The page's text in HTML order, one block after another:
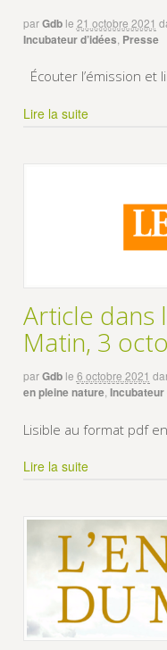
parGdb le 21 octobre 2021
Incubateur d’idées Presse
Écouter l’émission et
Lire la suite
Article dans
Matin, 3
parGdb le 6 octobre 2021
en pleine nature, Incubateur
Lisible au format pdf
Lire la suite